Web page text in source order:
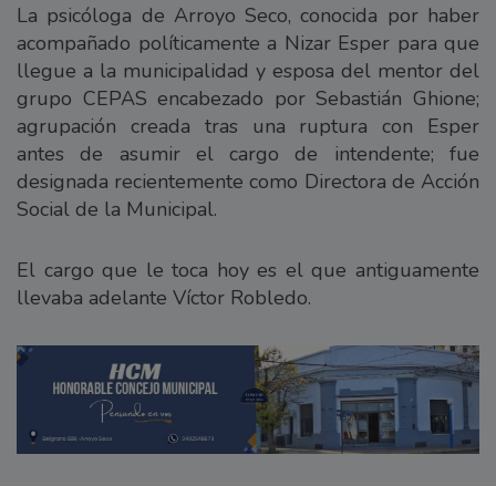
La psicóloga de Arroyo Seco, conocida por haber
acompañado políticamente a Nizar Esper para que
llegue a la municipalidad y esposa del mentor del
grupo CEPAS encabezado por Sebastián Ghione;
agrupación creada tras una ruptura con Esper
antes de asumir el cargo de intendente; fue
designada recientemente como Directora de Acción
Social de la Municipal.
El cargo que le toca hoy es el que antiguamente
llevaba adelante Víctor Robledo.